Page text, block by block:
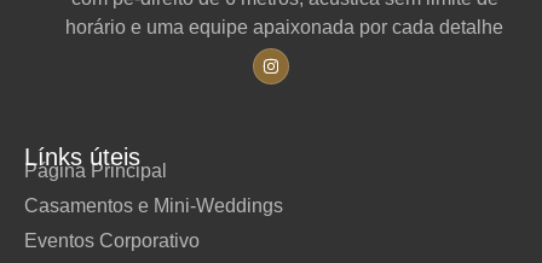
horário e uma equipe apaixonada por cada detalhe
Línks úteis
Página Principal
Casamentos e Mini-Weddings
Eventos Corporativo